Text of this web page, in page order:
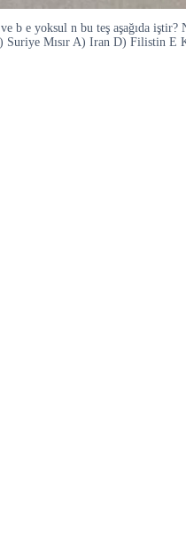
e yoksul n bu teş aşağıda iştir?
Suriye Mısır A) Iran D) Filistin